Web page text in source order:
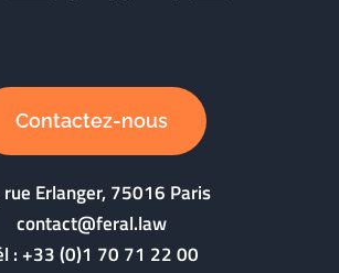
Contactez-nous
Erlanger, 75016 Paris
contact@feral.law
:+33 (0)1 70 71 22 00